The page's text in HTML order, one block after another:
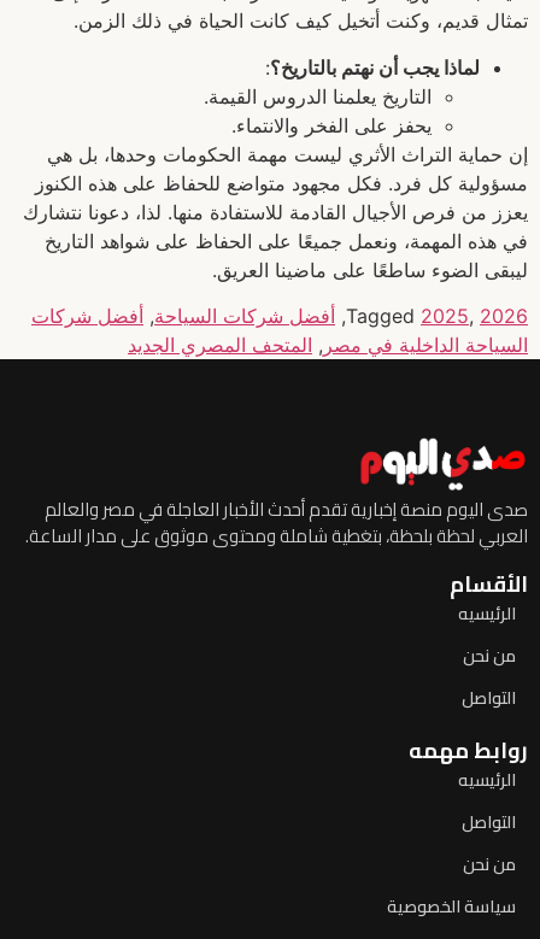
تمثال قديم، وكنت أتخيل كيف كانت الحياة في ذلك الزمن.
لماذا يجب أن نهتم بالتاريخ؟:
التاريخ يعلمنا الدروس القيمة.
يحفز على الفخر والانتماء.
إن حماية التراث الأثري ليست مهمة الحكومات وحدها، بل هي
مسؤولية كل فرد. فكل مجهود متواضع للحفاظ على هذه الكنوز
يعزز من فرص الأجيال القادمة للاستفادة منها. لذا، دعونا نتشارك
في هذه المهمة، ونعمل جميعًا على الحفاظ على شواهد التاريخ
ليبقى الضوء ساطعًا على ماضينا العريق.
Tagged 2025, 2026
, أفضل شركات السياحة, أفضل شركات
السياحة الداخلية في مصر , المتحف المصري الجديد
صدى اليوم منصة إخبارية تقدم أحدث الأخبار العاجلة في مصر والعالم
العربي لحظة بلحظة، بتغطية شاملة ومحتوى موثوق على مدار الساعة.
الأقسام
الرئيسيه
من نحن
التواصل
روابط مهمه
الرئيسيه
التواصل
من نحن
سياسة الخصوصية